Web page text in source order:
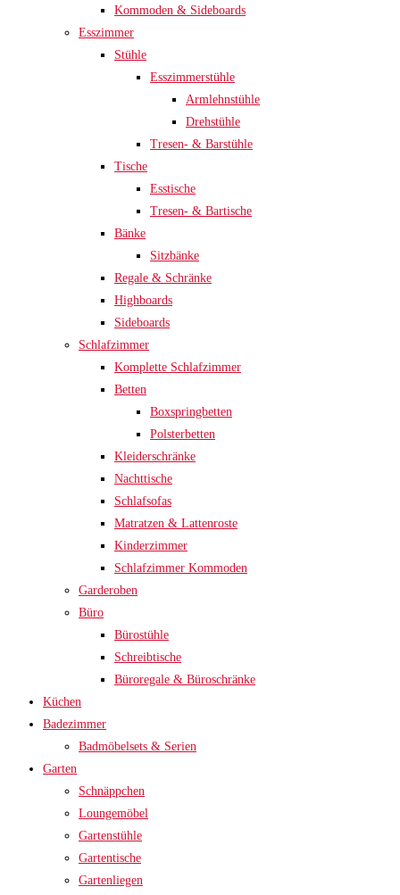
Kommoden & Sideboards
Esszimmer
Stühle
Esszimmerstühle
Armlehnstühle
Drehstühle
Tresen- & Barstühle
Tische
Esstische
Tresen- & Bartische
Bänke
Sitzbänke
Regale & Schränke
Highboards
Sideboards
Schlafzimmer
Komplette Schlafzimmer
Betten
Boxspringbetten
Polsterbetten
Kleiderschränke
Nachttische
Schlafsofas
Matratzen & Lattenroste
Kinderzimmer
Schlafzimmer Kommoden
Garderoben
Büro
Bürostühle
Schreibtische
Büroregale & Büroschränke
Küchen
Badezimmer
Badmöbelsets & Serien
Garten
Schnäppchen
Loungemöbel
Gartenstühle
Gartentische
Gartenliegen